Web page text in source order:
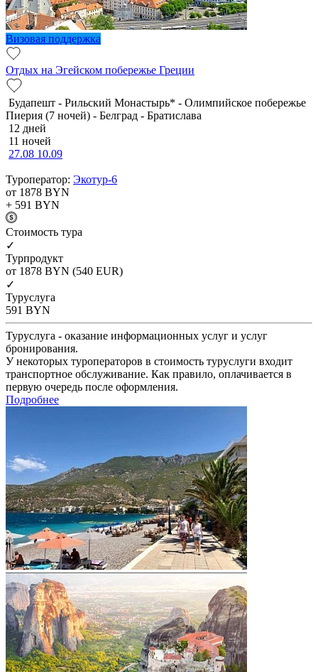
Визовая поддержка
Отдых на Эгейском побережье Греции
Будапешт - Рильский Монастырь* - Олимпийское побережье
Пиерия (7 ночей) - Белград - Братислава
12 дней
11 ночей
27.08 10.09
Туроператор: Экотур-6
от 1878 BYN
+ 591 BYN
Cтоимость тура
✓
Турпродукт
от 1878 BYN (540 EUR)
✓
Туруслуга
591 BYN
Туруслуга - оказание информационных услуг и услуг
бронирования.
У некоторых туроператоров в стоимость туруслуги входит
транспортное обслуживание. Как правило, оплачивается в
первую очередь после оформления.
Подробнее